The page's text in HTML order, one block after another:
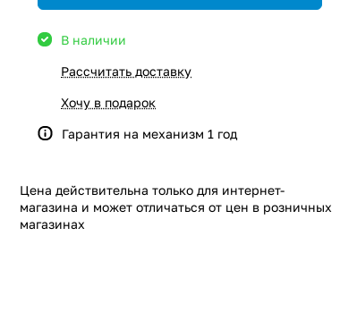
В наличии
Рассчитать доставку
Хочу в подарок
Гарантия на механизм 1 год
Цена действительна только для интернет-
магазина и может отличаться от цен в розничных
магазинах